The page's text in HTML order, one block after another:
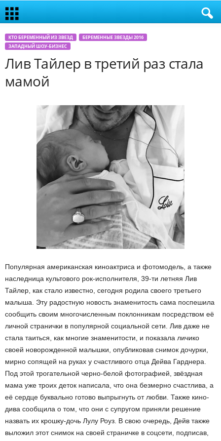
КТО БЕРЕМЕННЫЙ ИЗ ЗВЕЗД
БЕРЕМЕННЫЕ ЗВЕЗДЫ 2016
ЗАПАДНЫЙ ШОУ-БИЗНЕС
Лив Тайлер в третий раз стала
мамой
Популярная американская киноактриса и фотомодель, а также
наследница культового рок-исполнителя, 39-ти летняя Лив
Тайлер, как стало известно, сегодня родила своего третьего
малыша. Эту радостную новость знаменитость сама поспешила
сообщить своим многочисленным поклонникам посредством её
личной странички в популярной социальной сети. Лив даже не
стала таиться, как многие знаменитости, и показала личико
своей новорожденной малышки, опубликовав снимок дочурки,
мирно сопящей на руках у счастливого отца Дейва Гарднера.
Под этой трогательной черно-белой фотографией, звёздная
мама уже троих деток написала, что она безмерно счастлива, а
её сердце буквально готово выпрыгнуть от любви. Также кино-
дива сообщила о том, что они с супругом приняли решение
назвать их крошку-дочь Лулу Роуз. В свою очередь, Дейв также
выложил этот снимок на своей страничке в соцсети, подписав,